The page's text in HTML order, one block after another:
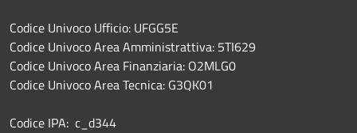
Codice Univoco Ufficio: UFGG5E
Codice Univoco Area Amministrattiva: 5TI629
Codice Univoco Area Finanziaria: O2MLG0
Codice Univoco Area Tecnica: G3QK01
Codice IPA: c_d344